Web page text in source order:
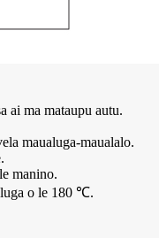
ai ma mataupu autu.
maualuga-maualalo.
manino.
o le 180 ℃.